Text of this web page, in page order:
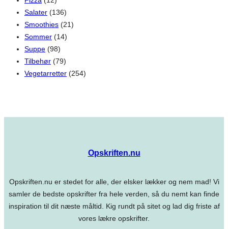
Salater (136)
Smoothies (21)
Sommer (14)
Suppe (98)
Tilbehør (79)
Vegetarretter (254)
Opskriften.nu
Opskriften.nu er stedet for alle, der elsker lækker og nem mad! Vi
samler de bedste opskrifter fra hele verden, så du nemt kan finde
inspiration til dit næste måltid. Kig rundt på sitet og lad dig friste af
vores lækre opskrifter.